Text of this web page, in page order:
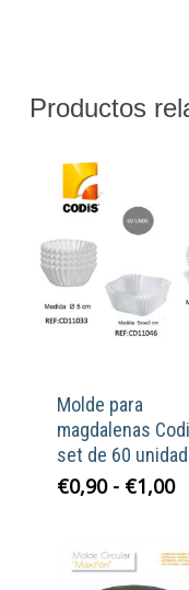
Productos
Molde para
magdalenas
set de 60
€0,90 - €1,00